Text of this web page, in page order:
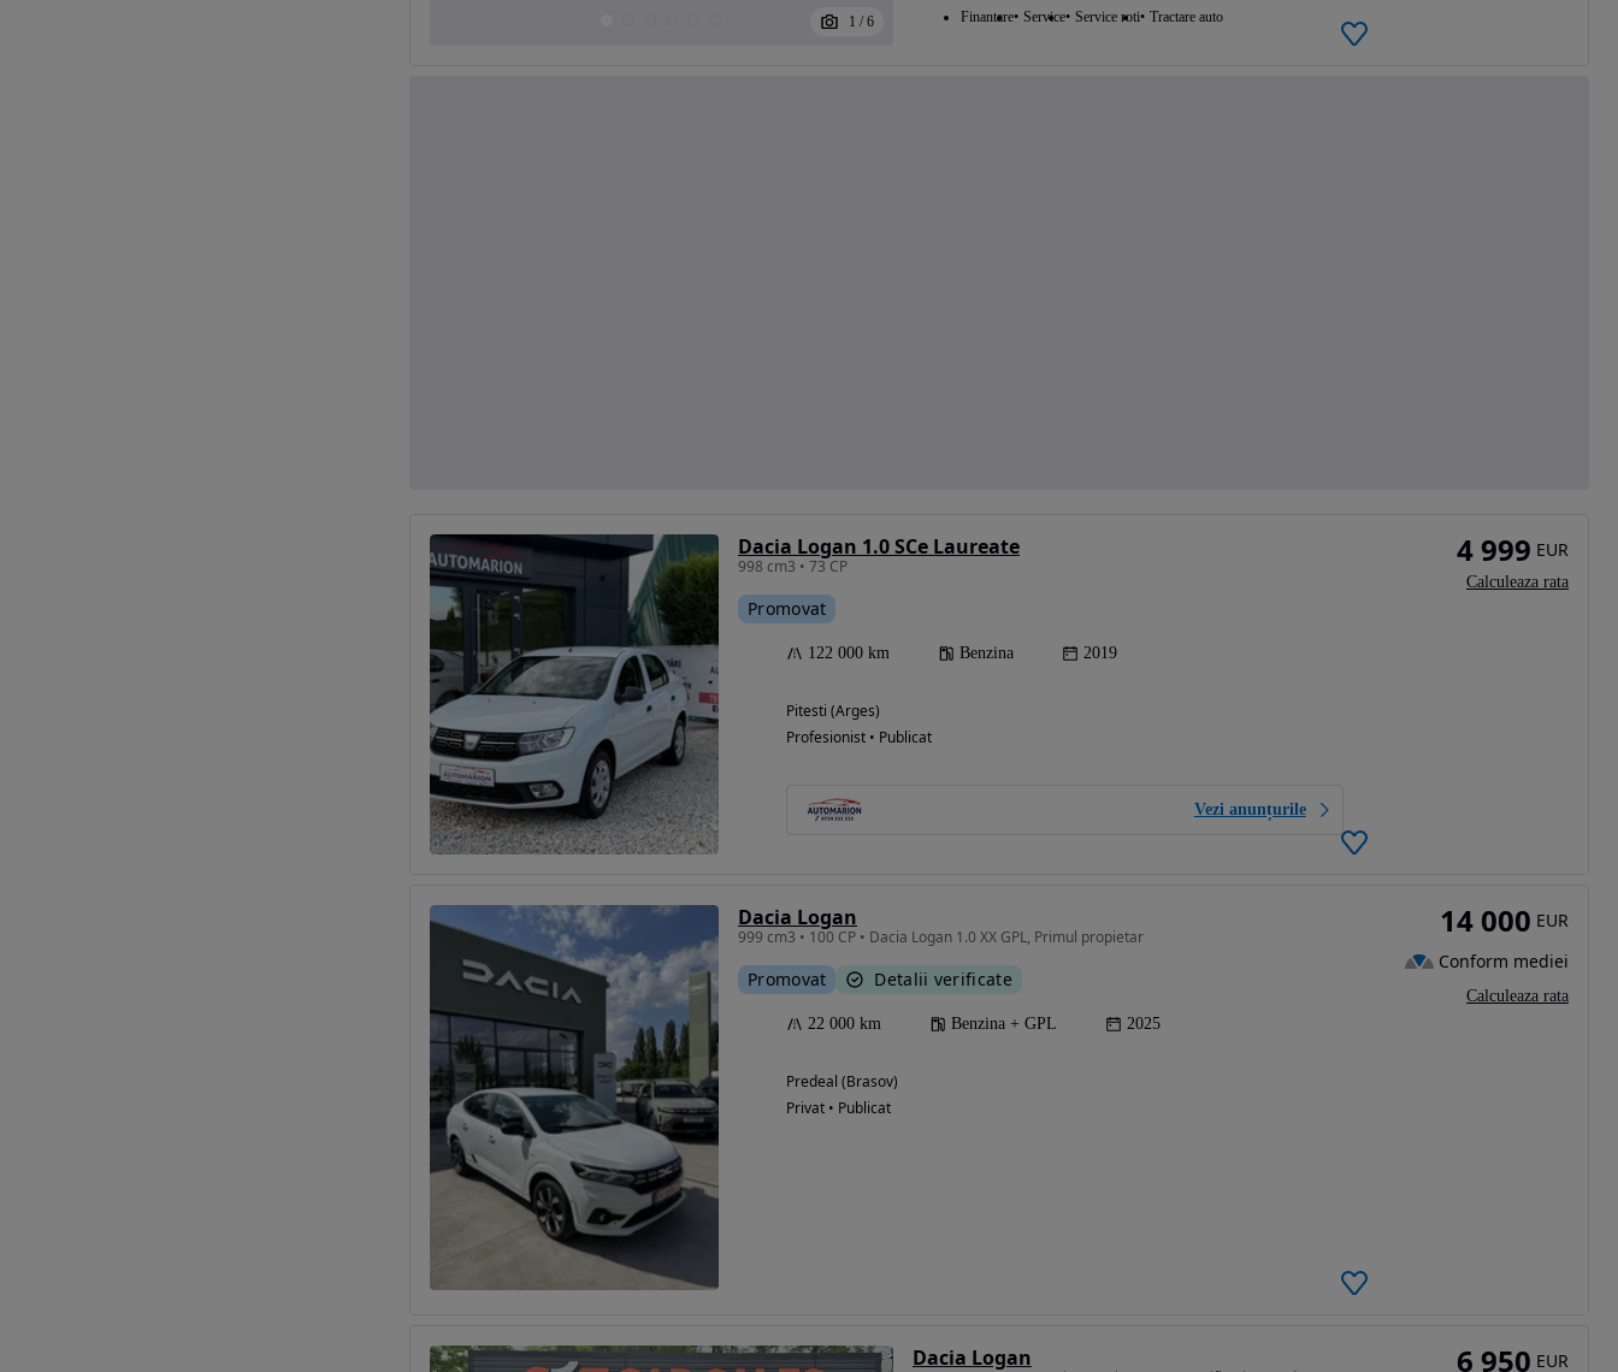
1 / 6 Finantare Service Service roti Tractare auto
Dacia Logan 1.0 SCe Laureate
998 cm3 • 73 CP
Promovat
122 000 km Benzina 2019
Pitesti (Arges)
Profesionist • Publicat
Vezi anunțurile
4 999 EUR
Calculeaza rata
Dacia Logan
999 cm3 • 100 CP • Dacia Logan 1.0 XX GPL, Primul propietar
Promovat Detalii verificate
22 000 km Benzina + GPL 2025
Predeal (Brasov)
Privat • Publicat
14 000 EUR
Conform mediei
Calculeaza rata
Dacia Logan 6 950 EUR